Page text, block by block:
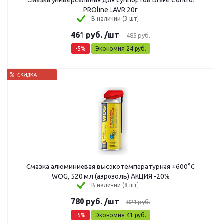
PROline LAVR 20г
В наличии (3 шт)
461 руб. /шт 485руб.
-5% Экономия 24руб.
Смазка алюминиевая высокотемпературная +600°C
WOG, 520 мл (аэрозоль) АКЦИЯ -20%
В наличии (8 шт)
780 руб. /шт 821руб.
-5% Экономия 41 руб.